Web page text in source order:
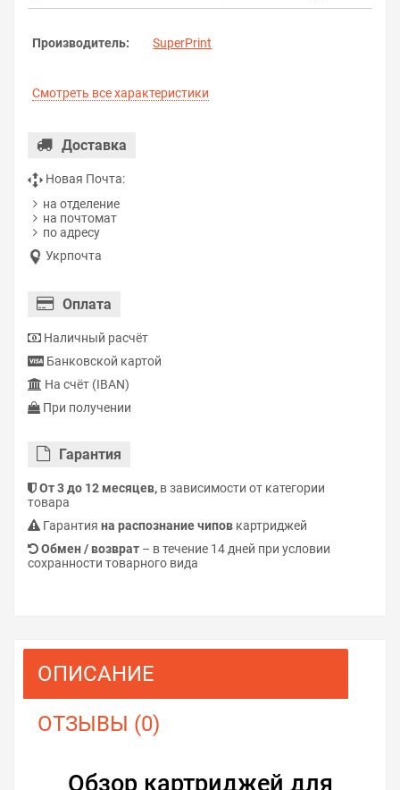
Производитель: SuperPrint
Смотреть все характеристики
Доставка
Новая Почта:
на отделение
на почтомат
по адресу
Укрпочта
Оплата
Наличный расчёт
Банковской картой
На счёт (IBAN)
При получении
Гарантия
От 3 до 12 месяцев, в зависимости от категории
товара
Гарантия на распознание чипов картриджей
Обмен / возврат – в течение 14 дней при условии
сохранности товарного вида
ОПИСАНИЕ
ОТЗЫВЫ (0)
Обзор картриджей для